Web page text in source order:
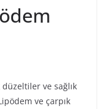
ve sağlık
ve çarpık